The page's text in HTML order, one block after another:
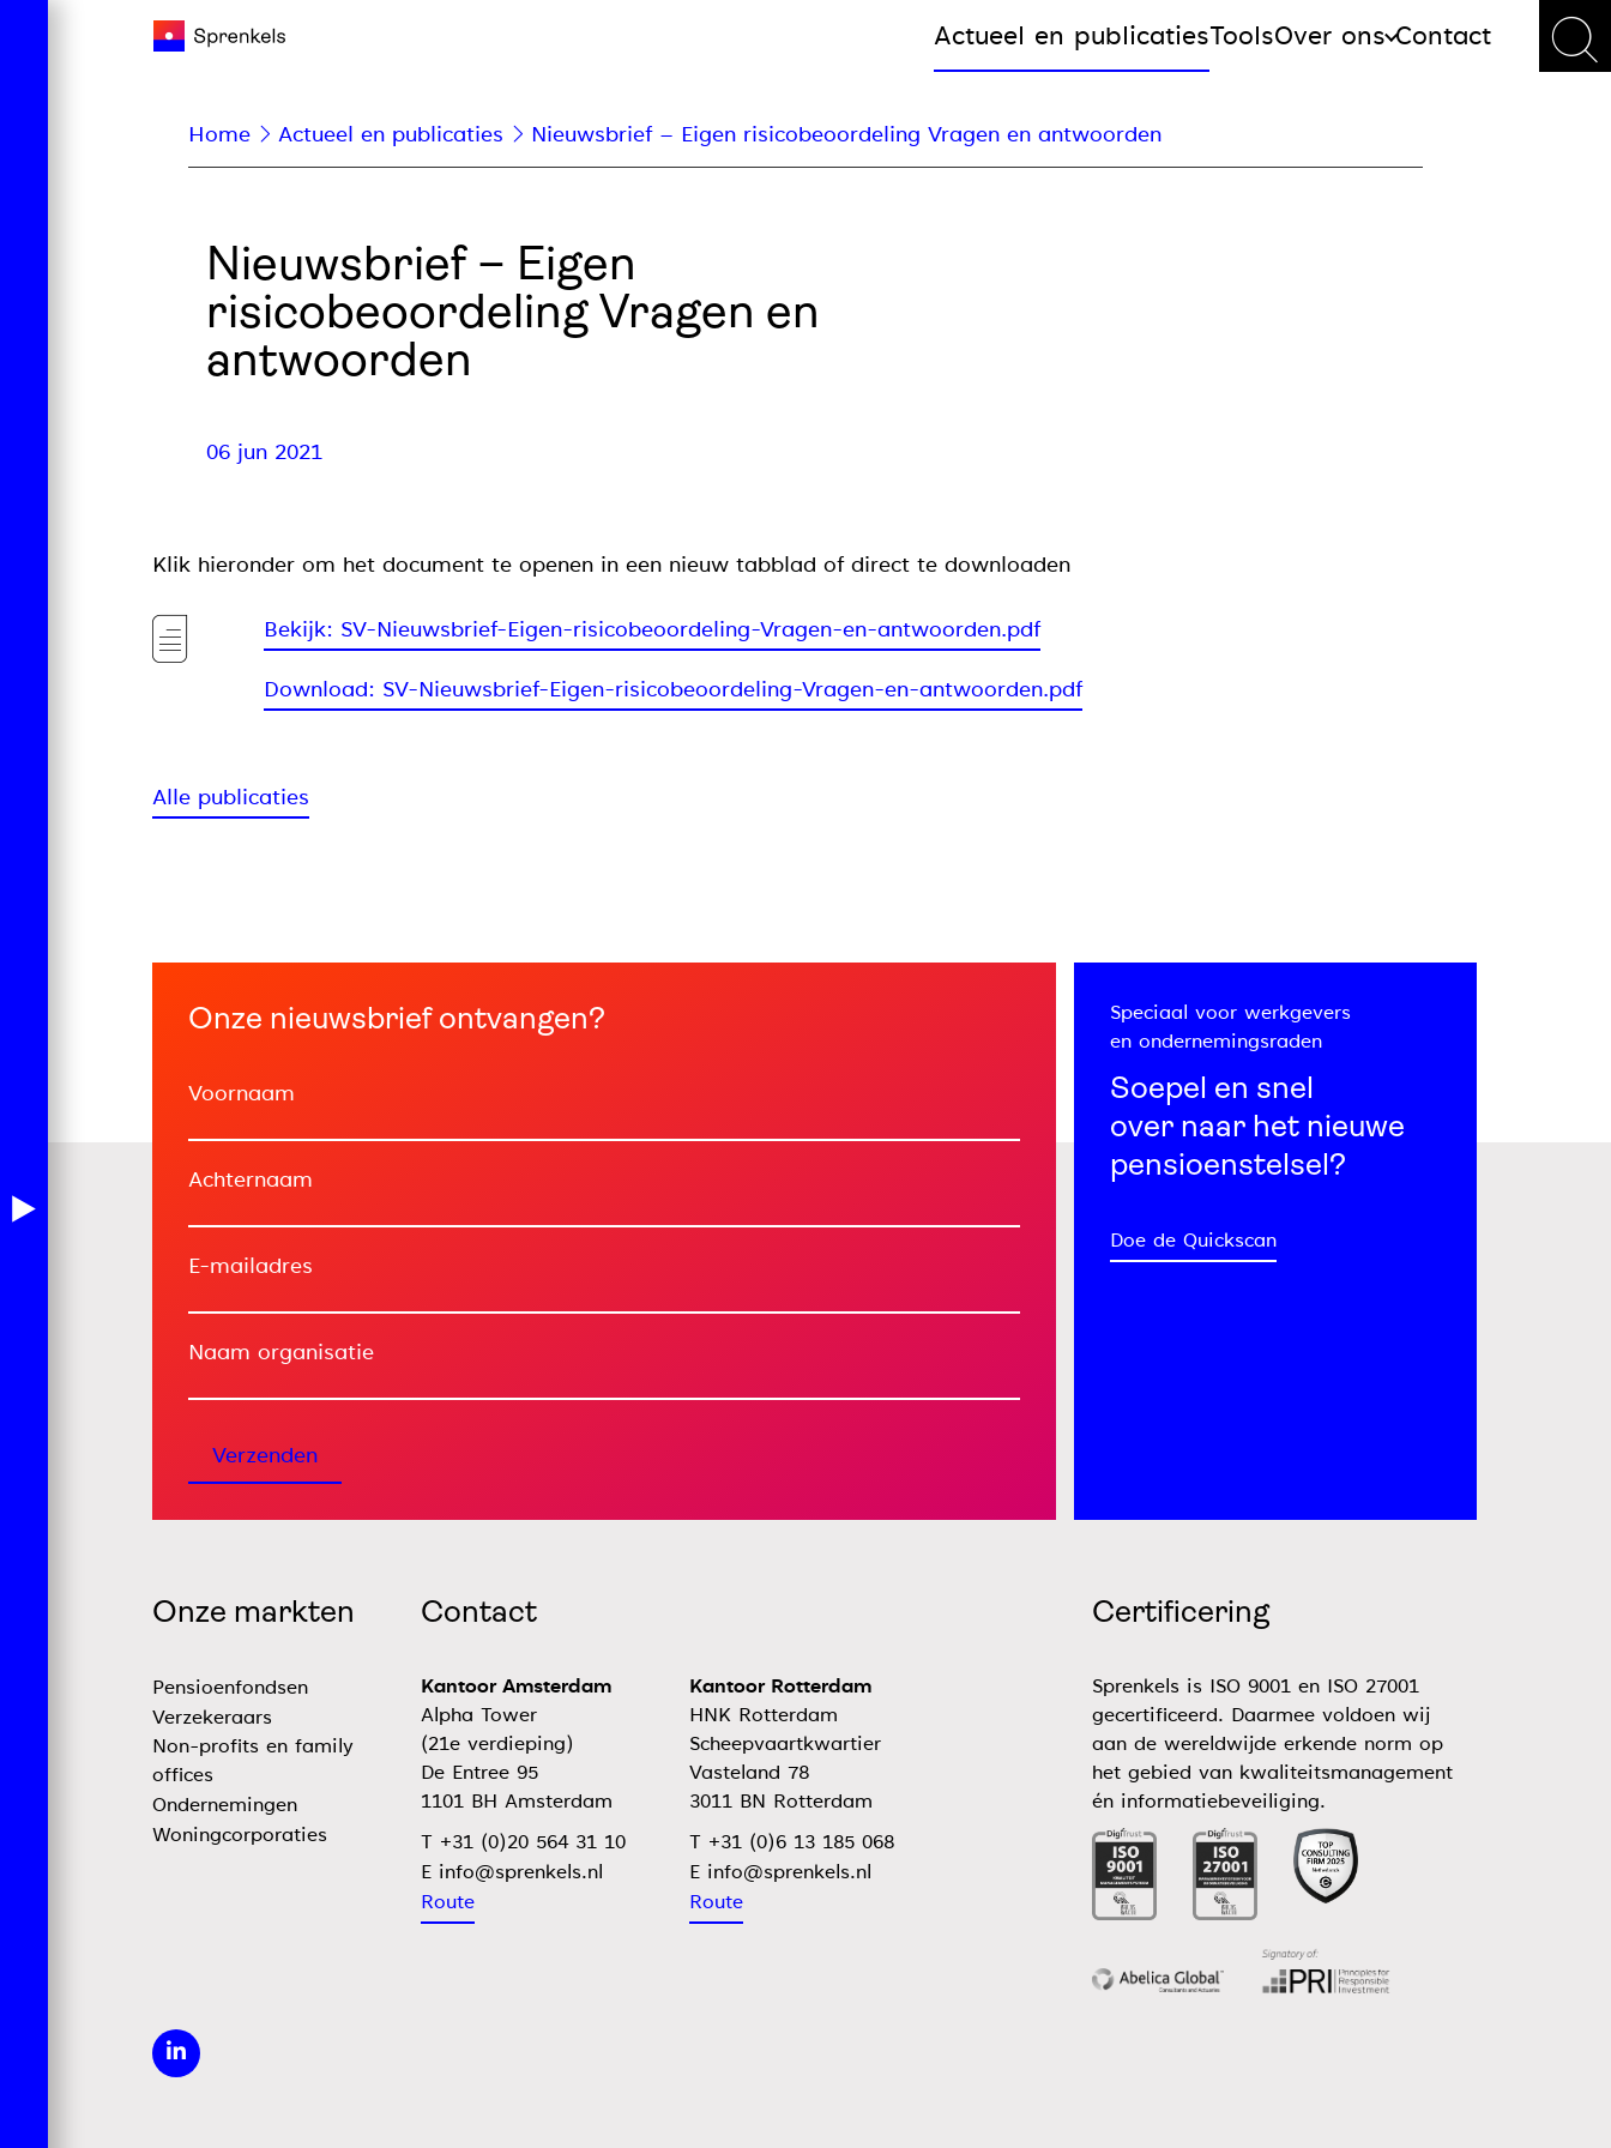
Actueel en publicatiesToolsOver ons Contact
Home Actueel en publicaties Nieuwsbrief – Eigen risicobeoordeling Vragen en antwoorden
Nieuwsbrief – Eigen
risicobeoordeling Vragen en
antwoorden
06 jun 2021
Klik hieronder om het document te openen in een nieuw tabblad of direct te downloaden
Bekijk: SV-Nieuwsbrief-Eigen-risicobeoordeling-Vragen-en-antwoorden.pdf
Download: SV-Nieuwsbrief-Eigen-risicobeoordeling-Vragen-en-antwoorden.pdf
Alle publicaties
Onze nieuwsbrief ontvangen?
Voornaam
Achternaam
E-mailadres
Naam organisatie
Verzenden
Speciaal voor werkgevers
en ondernemingsraden
Soepel en snel
over naar het nieuwe
pensioenstelsel?
Doe de Quickscan
Onze markten
Pensioenfondsen
Verzekeraars
Non-profits en family
offices
Ondernemingen
Woningcorporaties
Contact
Kantoor Amsterdam
Alpha Tower
(21e verdieping)
De Entree 95
1101 BH Amsterdam
T +31 (0)20 564 31 10
E
Route
Kantoor Rotterdam
HNK Rotterdam
Scheepvaartkwartier
Vasteland 78
3011 BN Rotterdam
T +31 (0)6 13 185 068
E
Route
Certificering
Sprenkels is ISO 9001 en ISO 27001
gecertificeerd. Daarmee voldoen wij
aan de wereldwijde erkende norm op
het gebied van kwaliteitsmanagement
én informatiebeveiliging.